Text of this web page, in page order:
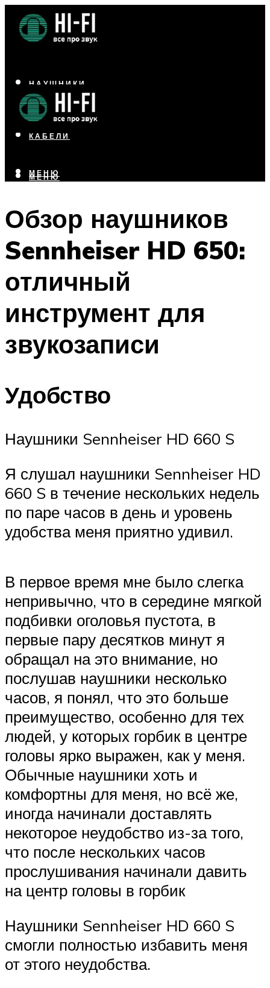
НАУШНИКИ
АКУСТИКА
УСИЛИТЕЛИ
КАБЕЛИ
МЕНЮ
МЕНЮ
Обзор наушников
Sennheiser HD 650:
отличный
инструмент для
звукозаписи
Удобство
Наушники Sennheiser HD 660 S
Я слушал наушники Sennheiser HD
660 S в течение нескольких недель
по паре часов в день и уровень
удобства меня приятно удивил.
В первое время мне было слегка
непривычно, что в середине мягкой
подбивки оголовья пустота, в
первые пару десятков минут я
обращал на это внимание, но
послушав наушники несколько
часов, я понял, что это больше
преимущество, особенно для тех
людей, у которых горбик в центре
головы ярко выражен, как у меня.
Обычные наушники хоть и
комфортны для меня, но всё же,
иногда начинали доставлять
некоторое неудобство из-за того,
что после нескольких часов
прослушивания начинали давить
на центр головы в горбик
Наушники Sennheiser HD 660 S
смогли полностью избавить меня
от этого неудобства.